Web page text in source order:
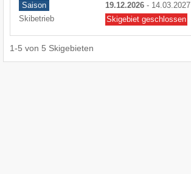
Saison 19.12.2026 - 14.03.2027
Skibetrieb
Skigebiet geschlossen
1-5 von 5 Skigebieten